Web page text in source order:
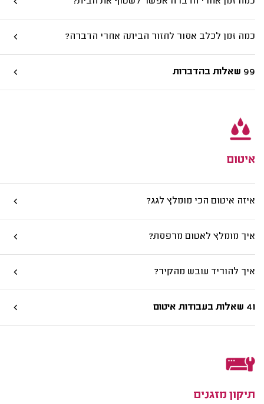
כמה זמן לכלב אסור לחזור הביתה אחרי הדברה?
99 שאלות בהדברות
איטום
איזה איטום הכי מומלץ לגג?
איך מומלץ לאטום מרפסת?
איך להוריד עובש מהקיר?
41 שאלות בעבודות איטום
תיקון מזגנים